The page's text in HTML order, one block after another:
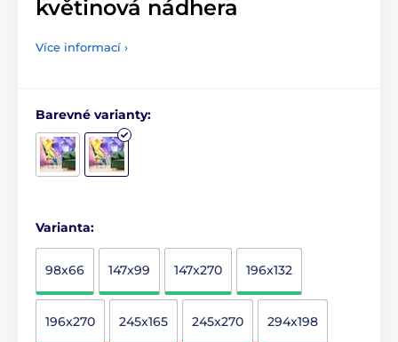
květinová nádhera
Více informací ›
Barevné varianty:
Varianta:
98x66 147x99 147x270 196x132
196x270 245x165 245x270 294x198